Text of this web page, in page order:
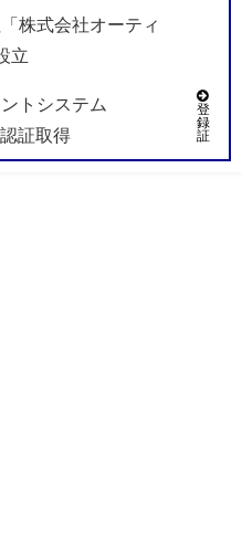
株式会社オーティ
立
トシステム
証取得
登
録
証